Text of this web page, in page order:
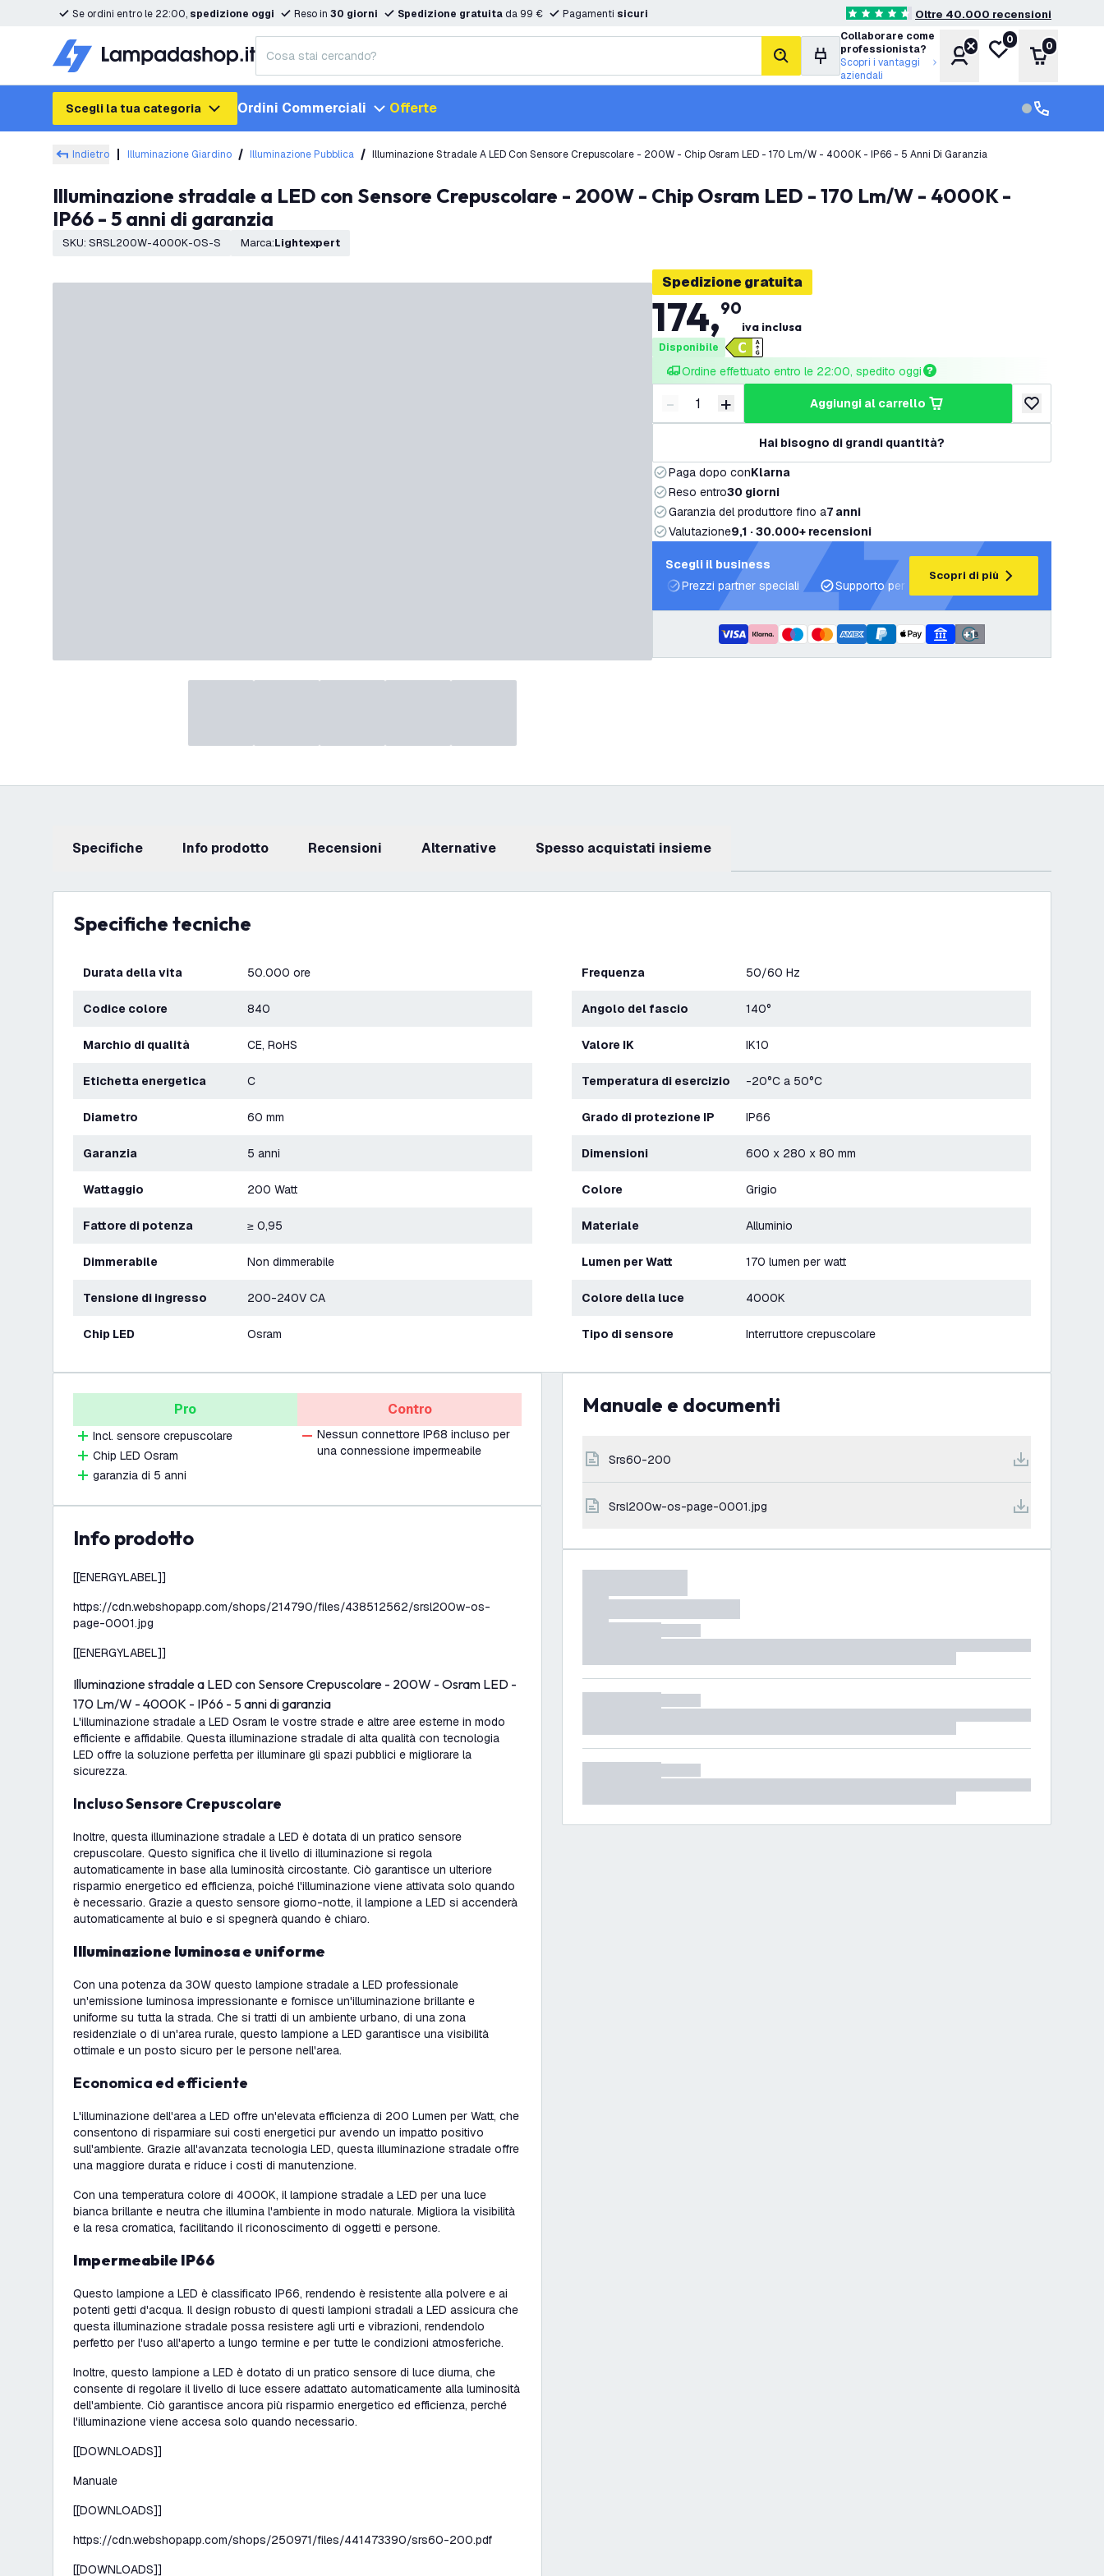
Se ordini entro le 22:00, spedizione oggi Reso in 30 giorni Spedizione gratuita da 99 € Pagamenti sicuri 4.6 stelle di valutazione
Oltre 40.000 recensioni
cerca
Collaborare come
professionista?
Scopri i vantaggi
aziendali
AccountLista desideri
0
Carrello
0
Scegli la tua categoria Ordini Commerciali Offerte Servizio
Assistenza
Indietro Illuminazione Giardino Illuminazione Pubblica Illuminazione Stradale A LED Con Sensore Crepuscolare - 200W - Chip Osram LED - 170 Lm/W - 4000K - IP66 - 5 Anni Di Garanzia
Illuminazione stradale a LED con Sensore Crepuscolare - 200W - Chip Osram LED - 170 Lm/W - 4000K -
IP66 - 5 anni di garanzia
SKU: SRSL200W-4000K-OS-S Marca: Lightexpert
Spedizione gratuita
174,90
iva inclusa
Disponibile
Ordine effettuato entro le 22:00, spedito oggi
Riduci quantità
- Aumenta quantità
+ aggiungi al carrello
aggiungi alla
Hai bisogno di grandi quantità?
Paga dopo conKlarna
Reso entro30 giorni
Garanzia del produttore fino a7 anni
Valutazione9,1 · 30.000+ recensioni
Scegli il business
Prezzi partner speciali
Supporto per progetti e piani di illuminazione
Scopri di più
+1
Specifiche info prodotto recensioni Alternative Spesso acquistati insieme
Specifiche tecniche
Durata della vita 50.000 ore
Codice colore 840
Marchio di qualità CE, RoHS
Etichetta energetica C
Diametro 60 mm
Garanzia 5 anni
Wattaggio 200 Watt
Fattore di potenza ≥ 0,95
Dimmerabile Non dimmerabile
Tensione di ingresso 200-240V CA
Chip LED Osram
Frequenza 50/60 Hz
Angolo del fascio 140°
Valore IK IK10
Temperatura di esercizio -20°C a 50°C
Grado di protezione IP IP66
Dimensioni 600 x 280 x 80 mm
Colore Grigio
Materiale Alluminio
Lumen per Watt 170 lumen per watt
Colore della luce 4000K
Tipo di sensore Interruttore crepuscolare
Pro
Incl. sensore crepuscolare
Chip LED Osram
garanzia di 5 anni
Contro
Nessun connettore IP68 incluso per
una connessione impermeabile
info prodotto
[[ENERGYLABEL]]
https://cdn.webshopapp.com/shops/214790/files/438512562/srsl200w-os-
page-0001.jpg
[[ENERGYLABEL]]
Illuminazione stradale a LED con Sensore Crepuscolare - 200W - Osram LED -
170 Lm/W - 4000K - IP66 - 5 anni di garanzia
L'illuminazione stradale a LED Osram le vostre strade e altre aree esterne in modo
efficiente e affidabile. Questa illuminazione stradale di alta qualità con tecnologia
LED offre la soluzione perfetta per illuminare gli spazi pubblici e migliorare la
sicurezza.
Incluso Sensore Crepuscolare
Inoltre, questa illuminazione stradale a LED è dotata di un pratico sensore
crepuscolare. Questo significa che il livello di illuminazione si regola
automaticamente in base alla luminosità circostante. Ciò garantisce un ulteriore
risparmio energetico ed efficienza, poiché l'illuminazione viene attivata solo quando
è necessario. Grazie a questo sensore giorno-notte, il lampione a LED si accenderà
automaticamente al buio e si spegnerà quando è chiaro.
Illuminazione luminosa e uniforme
Con una potenza da 30W questo lampione stradale a LED professionale
un'emissione luminosa impressionante e fornisce un'illuminazione brillante e
uniforme su tutta la strada. Che si tratti di un ambiente urbano, di una zona
residenziale o di un'area rurale, questo lampione a LED garantisce una visibilità
ottimale e un posto sicuro per le persone nell'area.
Economica ed efficiente
L'illuminazione dell'area a LED offre un'elevata efficienza di 200 Lumen per Watt, che
consentono di risparmiare sui costi energetici pur avendo un impatto positivo
sull'ambiente. Grazie all'avanzata tecnologia LED, questa illuminazione stradale offre
una maggiore durata e riduce i costi di manutenzione.
Con una temperatura colore di 4000K, illampione stradale a LED per una luce
bianca brillante e neutra che illumina l'ambiente in modo naturale. Migliora la visibilità
e la resa cromatica, facilitando il riconoscimento di oggetti e persone.
Impermeabile IP66
Questo lampione a LED è classificato IP66, rendendo è resistente alla polvere e ai
potenti getti d'acqua. Il design robusto di questi lampioni stradali a LED assicura che
questa illuminazione stradale possa resistere agli urti e vibrazioni, rendendolo
perfetto per l'uso all'aperto a lungo termine e per tutte le condizioni atmosferiche.
Inoltre, questo lampione a LED è dotato di un pratico sensore di luce diurna, che
consente di regolare il livello di luce essere adattato automaticamente alla luminosità
dell'ambiente. Ciò garantisce ancora più risparmio energetico ed efficienza, perché
l'illuminazione viene accesa solo quando necessario.
[[DOWNLOADS]]
Manuale
[[DOWNLOADS]]
https://cdn.webshopapp.com/shops/250971/files/441473390/srs60-200.pdf
[[DOWNLOADS]]
Manuale e documenti
srs60-200
srsl200w-os-page-0001.jpg